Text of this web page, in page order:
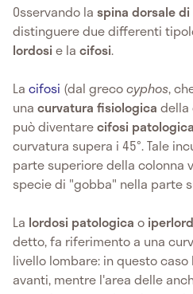
Osservando la spina dorsale
distinguere due differenti
lordosie la cifosi.
La cifosi (dal grecocyphos,
una curvatura fisiologica della
può diventarecifosi patologica
curvatura supera i 45°. Tale
parte superiore della colonna
specie di "gobba" nella parte
La lordosi patologica o
detto, fa riferimento a una
livello lombare: in questo
avanti, mentre l'area delle